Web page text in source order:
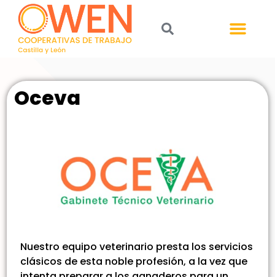
Oceva
Nuestro equipo veterinario presta los servicios
clásicos de esta noble profesión, a la vez que